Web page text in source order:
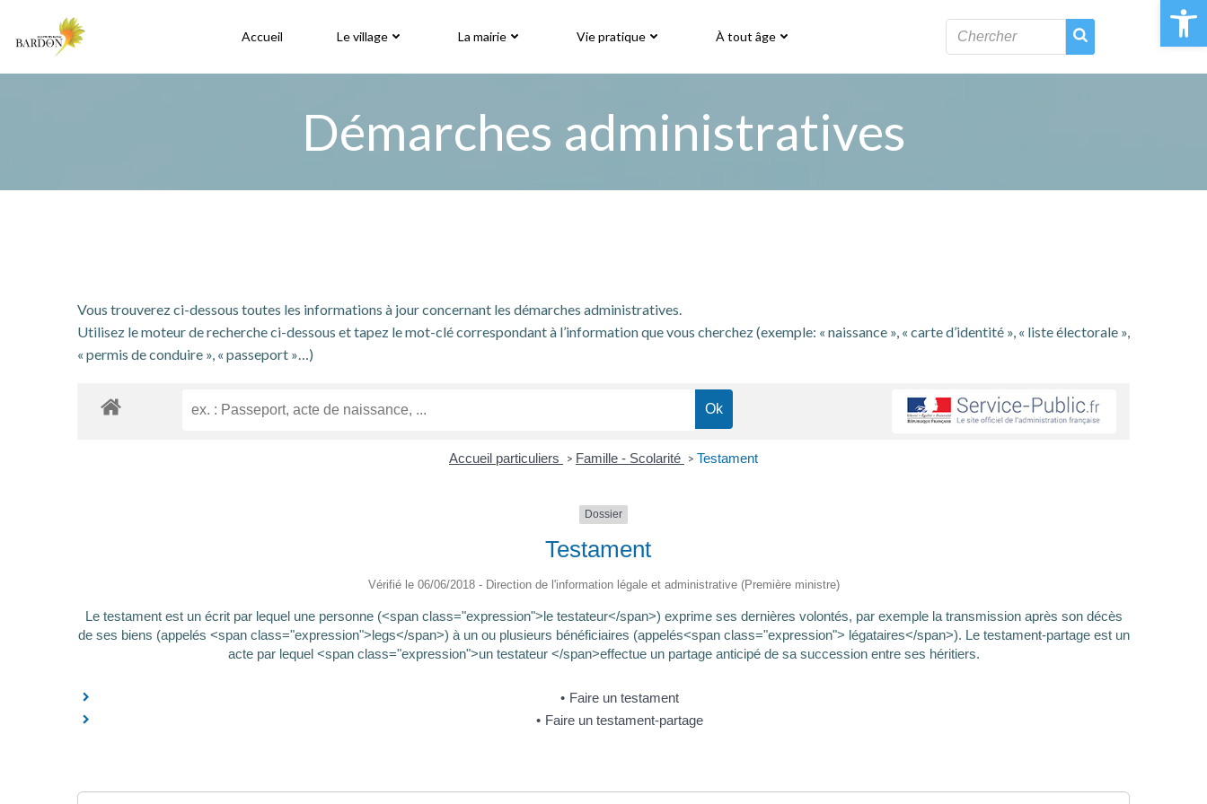
Ouvrir
contenu
Accueil Le village La mairie Vie pratique À tout âge
Démarches administratives
Vous trouverez ci-dessous toutes les informations à jour concernant les démarches administratives.
Utilisez le moteur de recherche ci-dessous et tapez le mot-clé correspondant à l’information que vous cherchez (exemple: « naissance », « carte d’identité », « liste électorale »,
« permis de conduire », « passeport »…)
Accueil particuliers > Famille - Scolarité > Testament
Dossier
Testament
Vérifié le 06/06/2018 - Direction de l'information légale et administrative (Première ministre)
Le testament est un écrit par lequel une personne (<span class="expression">le testateur</span>) exprime ses dernières volontés, par exemple la transmission après son décès
de ses biens (appelés <span class="expression">legs</span>) à un ou plusieurs bénéficiaires (appelés<span class="expression"> légataires</span>). Le testament-partage est un
acte par lequel <span class="expression">un testateur </span>effectue un partage anticipé de sa succession entre ses héritiers.
Faire un testament
Faire un testament-partage